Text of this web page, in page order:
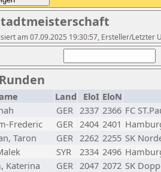
am 07.09.2025 19:30:57, Ersteller/Letzter
Land EloI EloN
GER 2337 2366 FC
Frederic GER 2404 2401
Taron GER 2262 2255 SK
SYR 2334 2496
Katerina GER 2047 2072 SK